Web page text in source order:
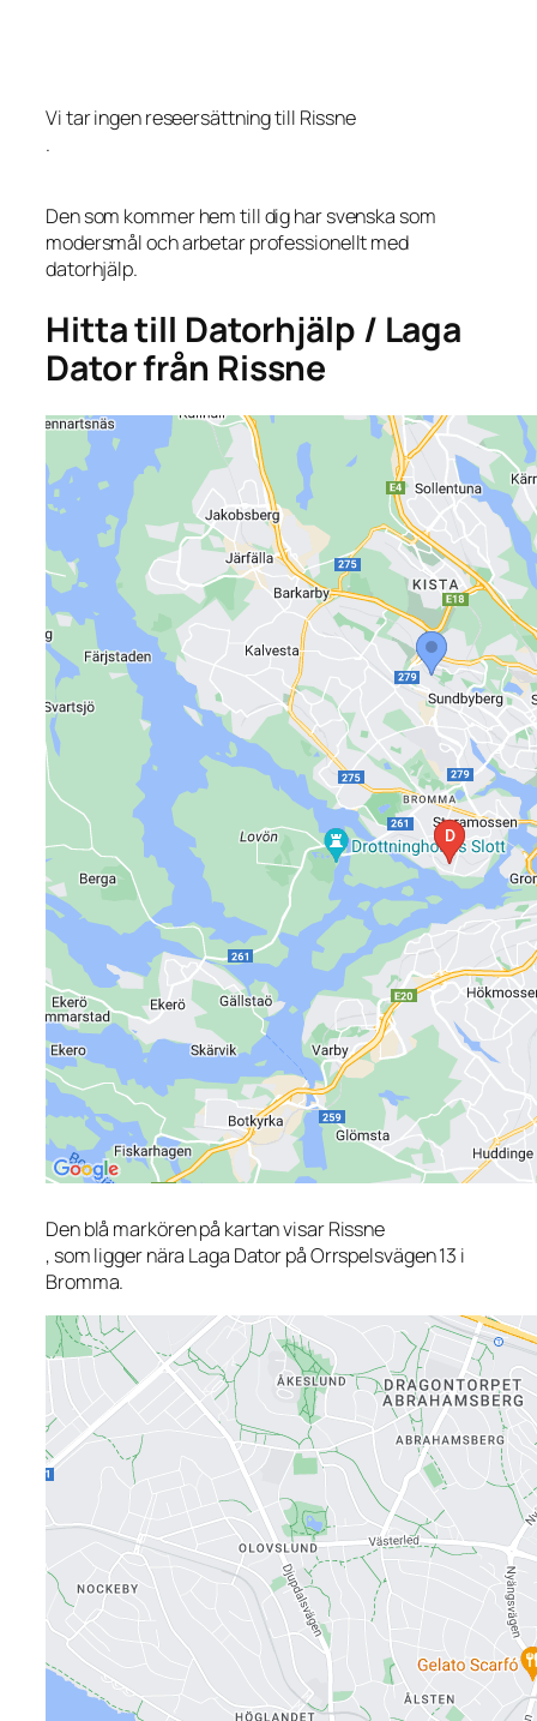
Vi tar ingen reseersättning till Rissne
.
Den som kommer hem till dig har svenska som
modersmål och arbetar professionellt med
datorhjälp.
Hitta till Datorhjälp / Laga
Dator från Rissne
Den blå markören på kartan visar Rissne
, som ligger nära Laga Dator på Orrspelsvägen 13 i
Bromma.